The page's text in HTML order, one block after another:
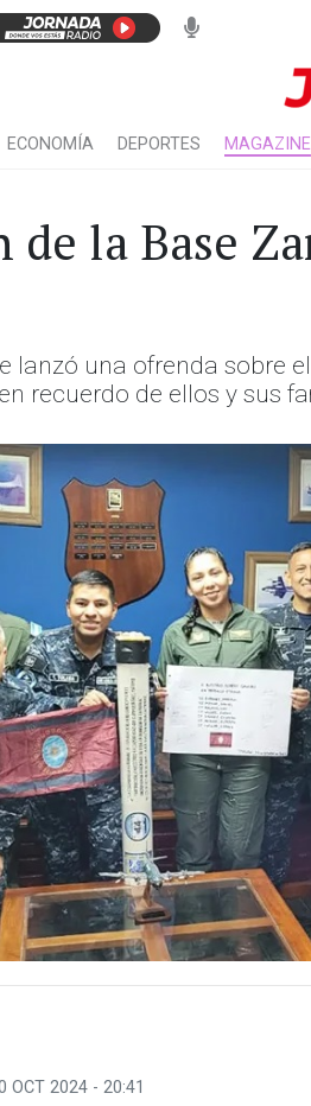
ECONOMÍA DEPORTES MAGAZINE
de la Base
lanzó una ofrenda sobre
recuerdo de ellos y sus
OCT 2024 - 20:41